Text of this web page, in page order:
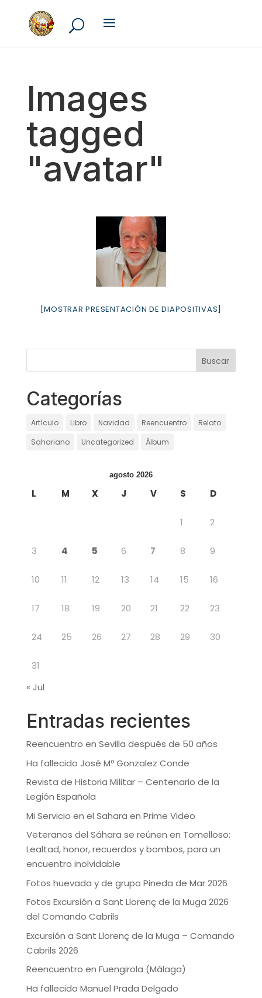
Images
tagged
"avatar"
[MOSTRAR PRESENTACIÓN DE DIAPOSITIVAS]
Categorías
Artículo Libro Navidad Reencuentro
Relato
Sahariano
Uncategorized Álbum
agosto 2026
L M X J V S D
1 2
3 4 5 6 7 8 9
10 11 12 13 14 15 16
17 18 19 20 21 22 23
24 25 26 27 28 29 30
31
« Jul
Entradas recientes
Reencuentro en Sevilla después de 50 años
Ha fallecido José Mº Gonzalez Conde
Revista de Historia Militar – Centenario de la
Legión Española
Mi Servicio en el Sahara en Prime Video
Veteranos del Sáhara se reúnen en Tomelloso:
Lealtad, honor, recuerdos y bombos, para un
encuentro inolvidable
Fotos huevada y de grupo Pineda de Mar 2026
Fotos Excursión a Sant Llorenç de la Muga 2026
del Comando Cabrils
Excursión a Sant Llorenç de la Muga – Comando
Cabrils 2026
Reencuentro en Fuengirola (Málaga)
Ha fallecido Manuel Prada Delgado